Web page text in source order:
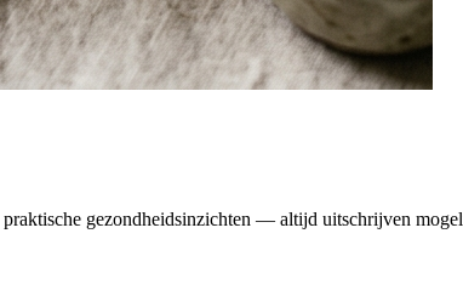
gezondheidsinzichten — altijd uitschrijven